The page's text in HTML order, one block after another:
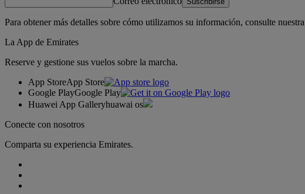
Para obtener más detalles sobre cómo utilizamos su información, consulte nuestra
La App de Emirates
Reserve y gestione sus vuelos sobre la marcha.
App StoreApp Store
Google PlayGoogle Play
Huawei App Galleryhuawai os
Conecte con nosotros
Comparta su experiencia Emirates.